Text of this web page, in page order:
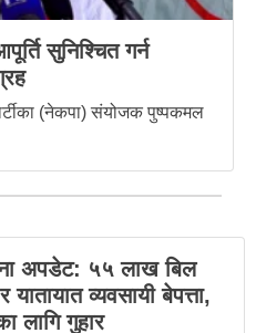
सुनिश्चित गर्न
(नेकपा) संयोजक पुष्पकमल
अपडेट: ५५ लाख बिल
यातायात व्यवसायी बेपत्ता,
लागि गुहार